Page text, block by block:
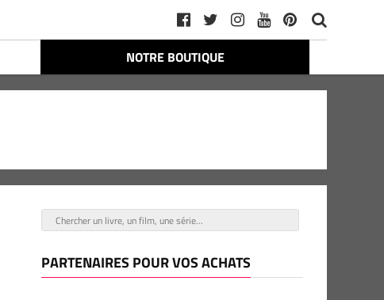
NOTRE BOUTIQUE
PARTENAIRES POUR VOS ACHATS